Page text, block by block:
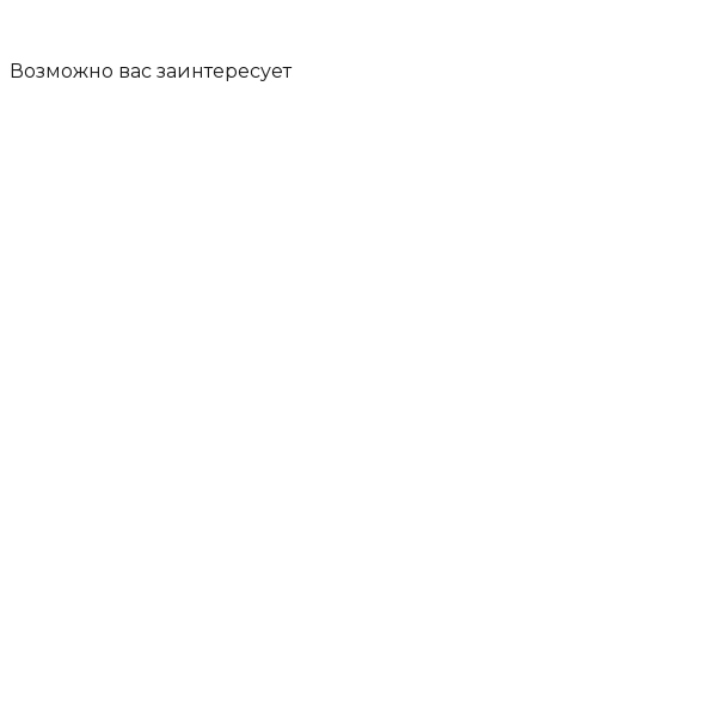
Возможно вас заинтересует